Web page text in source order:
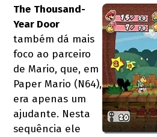
The Thousand-
Year Door
também dá mais
foco ao parceiro
de Mario, que, em
Paper Mario (N64),
era apenas um
ajudante. Nesta
sequência ele